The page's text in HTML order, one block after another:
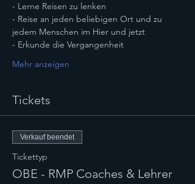
- Lerne Reisen zu lenken
- Reise an jeden beliebigen Ort und zu
jedem Menschen im Hier und jetzt
- Erkunde die Vergangenheit
Mehr anzeigen
Tickets
Verkauf beendet
Tickettyp
OBE - RMP Coaches & Lehrer